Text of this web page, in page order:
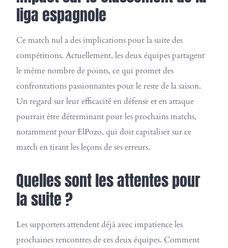
liga espagnole
Ce match nul a des implications pour la suite des
compétitions. Actuellement, les deux équipes partagent
le même nombre de points, ce qui promet des
confrontations passionnantes pour le reste de la saison.
Un regard sur leur efficacité en défense et en attaque
pourrait être déterminant pour les prochains matchs,
notamment pour ElPozo, qui doit capitaliser sur ce
match en tirant les leçons de ses erreurs.
Quelles sont les attentes pour
la suite ?
Les supporters attendent déjà avec impatience les
prochaines rencontres de ces deux équipes. Comment